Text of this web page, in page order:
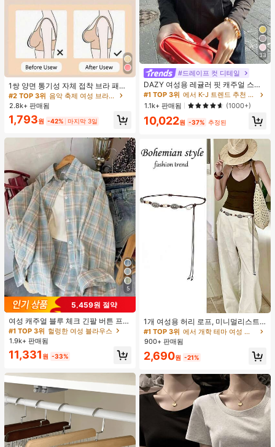
1쌍 양면 통기성 자체 접착 브라 패드,
두꺼워진 삼각형 푸쉬업 디자인, 재사
용 가능, 보이지 않는 비키니 브라 삽
입물, 수영에 적합
#2 TOP 3위
음악 축제 여성 브라 액세서리
2.8k+ 판매됨
1,793원 -42% 마지막 3일
5
5,459원 절약
여성 캐주얼 블루 체크 긴팔 버튼 프론
트 폴리에스터 셔츠, 레귤러 핏, 봄 의
류, 편안한 스타일
#1 TOP 3위 헐렁한 여성 블라우스
1.9k+ 판매됨
11,331 원 -33%
33
#드레이프 컷 디테일
DAZY 여성용 레귤러 핏 캐주얼 스포
츠 지퍼업 봄버 재킷, 봄, 가을 여성 의
류 여성 코트
#1 TOP 3위
에서 K-J 트렌드 추천 상품 여성 아우터웨어
1.1k+ 판매됨
(1000+)
10,022원 -37% 추정된
1개 여성용 허리 로프, 미니멀리스트
보헤미안 패션 매듭 허리 벨트, 드레
스, 캐주얼 팬츠와 함께 일상 착용에
적합한 장식용 허리 액세서리
거의 매진!
#1 TOP 3위
에서 개학 테마 여성 벨트 및 벨트 액세서리
거의 매진!
#1 TOP 3위
에서 개학 테마 여성 벨트 및 벨트 액세서리
거의 매진!
#1 TOP 3위
900+ 판매됨
2,690원 -21%